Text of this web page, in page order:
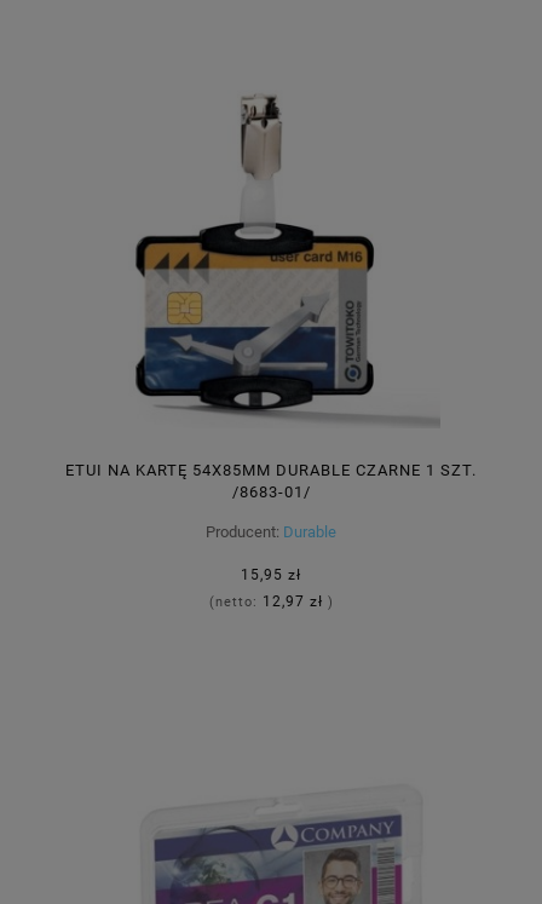
ETUI NA KARTĘ 54X85MM DURABLE CZARNE 1 SZT.
/8683-01/
Producent: Durable
15,95 zł
(netto: 12,97 zł )